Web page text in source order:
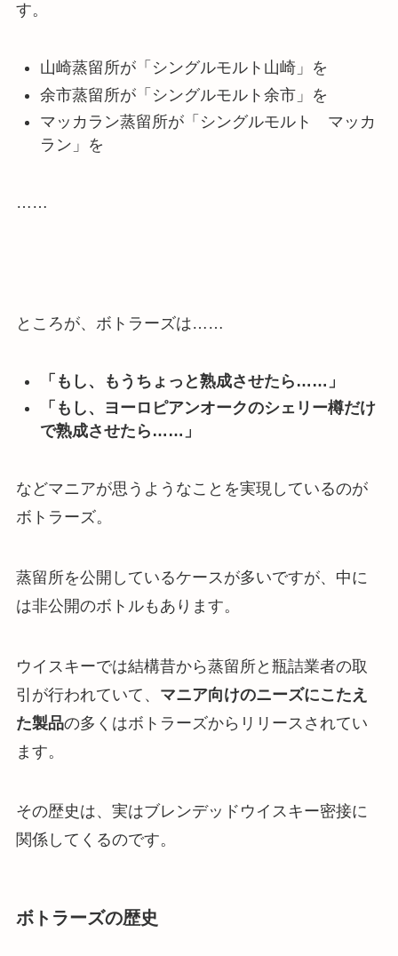
す。
山崎蒸留所が「シングルモルト山崎」を
余市蒸留所が「シングルモルト余市」を
マッカラン蒸留所が「シングルモルト マッカ
ラン」を
……
ところが、ボトラーズは……
「もし、もうちょっと熟成させたら……」
「もし、ヨーロピアンオークのシェリー樽だけ
で熟成させたら……」
などマニアが思うようなことを実現しているのが
ボトラーズ。
蒸留所を公開しているケースが多いですが、中に
は非公開のボトルもあります。
ウイスキーでは結構昔から蒸留所と瓶詰業者の取
引が行われていて、 マニア向けのニーズにこたえ
た製品の多くはボトラーズからリリースされてい
ます。
その歴史は、実はブレンデッドウイスキー密接に
関係してくるのです。
ボトラーズの歴史